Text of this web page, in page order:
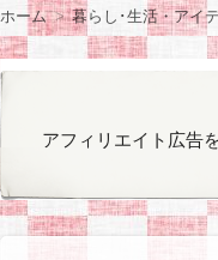
ホーム
暮らし･生活・アイ
アフィリエイト広告